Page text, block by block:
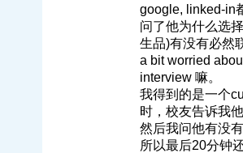
google, linked-in
问了他为什么选
生品)有没有必然
a bit worried
interview 嘛。
我得到的是一个
时，校友告诉我
然后我问他有没
所以最后20分钟